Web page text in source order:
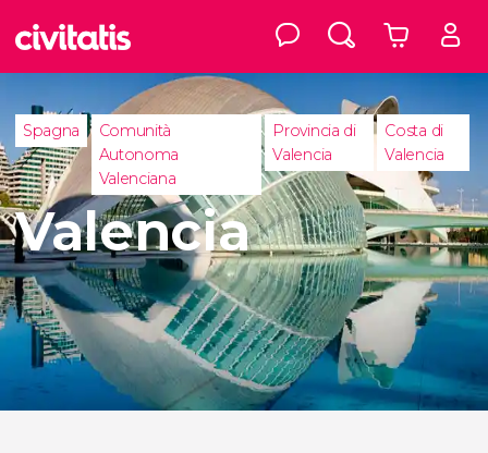
Spagna
Comunità
Autonoma
Valenciana
Provincia di
Valencia
Costa di
Valencia
Valencia